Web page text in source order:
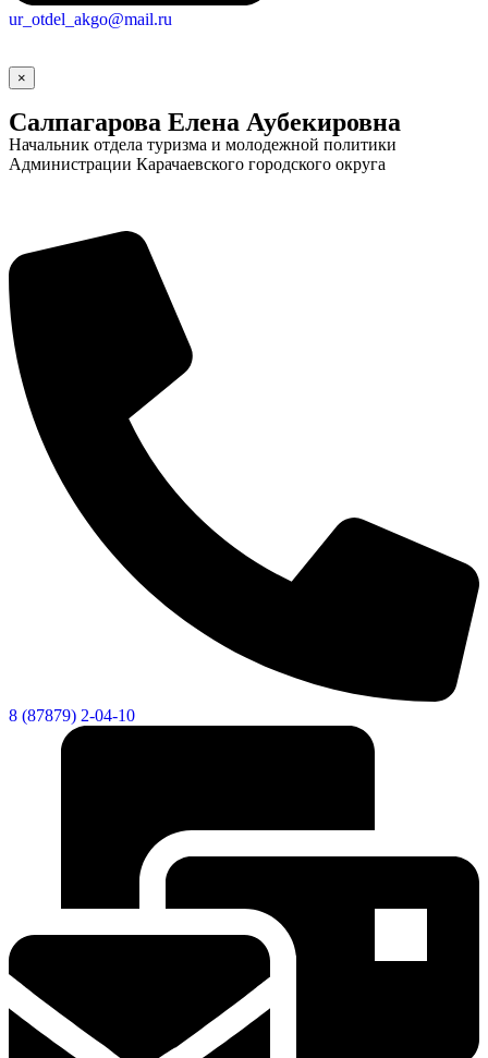
ur_otdel_akgo@mail.ru
×
Салпагарова Елена Аубекировна
Начальник отдела туризма и молодежной политики
Администрации Карачаевского городского округа
8 (87879) 2-04-10